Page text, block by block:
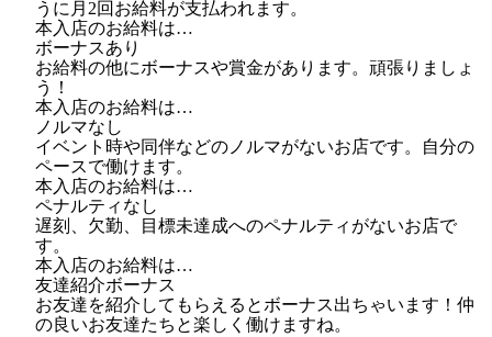
うに月2回お給料が支払われます。
本入店のお給料は…
ボーナスあり
お給料の他にボーナスや賞金があります。頑張りましょ
う！
本入店のお給料は…
ノルマなし
イベント時や同伴などのノルマがないお店です。自分の
ペースで働けます。
本入店のお給料は…
ペナルティなし
遅刻、欠勤、目標未達成へのペナルティがないお店で
す。
本入店のお給料は…
友達紹介ボーナス
お友達を紹介してもらえるとボーナス出ちゃいます！仲
の良いお友達たちと楽しく働けますね。